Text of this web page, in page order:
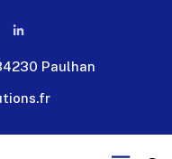
Paulhan